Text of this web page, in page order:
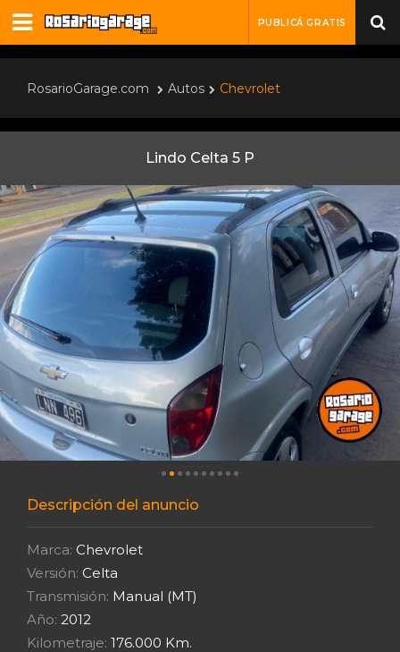
PUBLICÁ GRATIS
RosarioGarage.com Autos Chevrolet
Lindo Celta 5 P
Descripción del anuncio
Marca: Chevrolet
Versión: Celta
Transmisión: Manual (MT)
Año: 2012
Kilometraje: 176.000 Km.